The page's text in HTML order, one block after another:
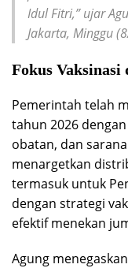
Idul Fitri,” ujar
Jakarta, Minggu
Fokus Vaksinasi
Pemerintah telah
tahun 2026
obatan, dan
menargetkan
termasuk untuk
dengan strategi
efektif menekan
Agung